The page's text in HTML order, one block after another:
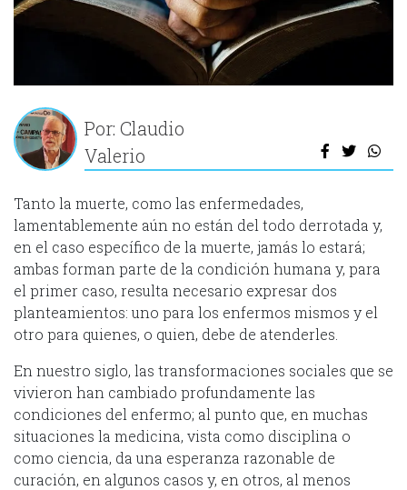
Por: Claudio
Valerio
Tanto la muerte, como las enfermedades,
lamentablemente aún no están del todo derrotada y,
en el caso específico de la muerte, jamás lo estará;
ambas forman parte de la condición humana y, para
el primer caso, resulta necesario expresar dos
planteamientos: uno para los enfermos mismos y el
otro para quienes, o quien, debe de atenderles.
En nuestro siglo, las transformaciones sociales que se
vivieron han cambiado profundamente las
condiciones del enfermo; al punto que, en muchas
situaciones la medicina, vista como disciplina o
como ciencia, da una esperanza razonable de
curación, en algunos casos y, en otros, al menos